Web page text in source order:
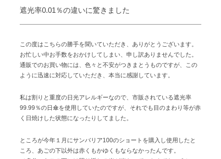
サンバリア100の完全遮光
修理プログラム
商品の違い
遮光率0.01％の違いに驚きました
この度はこちらの勝手を聞いていただき、ありがとうございます。
お忙しい中お手数をおかけしてしまい、申し訳ありませんでした。
通販でのお買い物には、色々と不安がつきまとうものですが、この
ように迅速に対応していただき、本当に感謝しています。
私は割りと重度の日光アレルギーなので、市販されている遮光率
99.99％の日傘を使用していたのですが、それでも目のまわり等が赤
く日焼けした状態になったりしてました。
ところが今年１月にサンバリア100のショートを購入し使用したと
ころ、あごの下以外は赤くもかゆくもならなかったんです。